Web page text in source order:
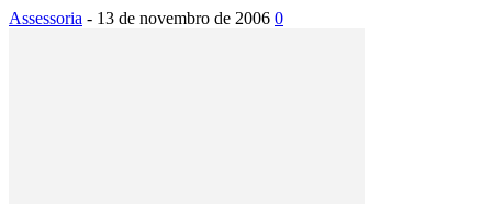
Assessoria - 13 de novembro de 2006 0